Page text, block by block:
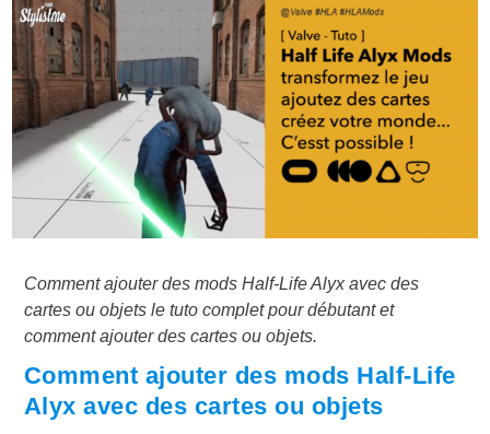
Comment ajouter des mods Half-Life Alyx avec des
cartes ou objets le tuto complet pour débutant et
comment ajouter des cartes ou objets.
Comment ajouter des mods Half-Life
Alyx avec des cartes ou objets